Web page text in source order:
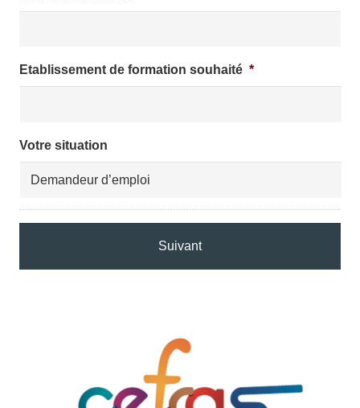
Etablissement de formation souhaité *
Votre situation